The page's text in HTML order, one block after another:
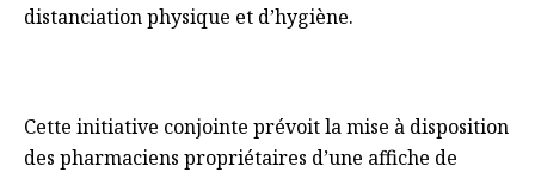
distanciation physique et d’hygiène.
Cette initiative conjointe prévoit la mise à disposition
des pharmaciens propriétaires d’une affiche de